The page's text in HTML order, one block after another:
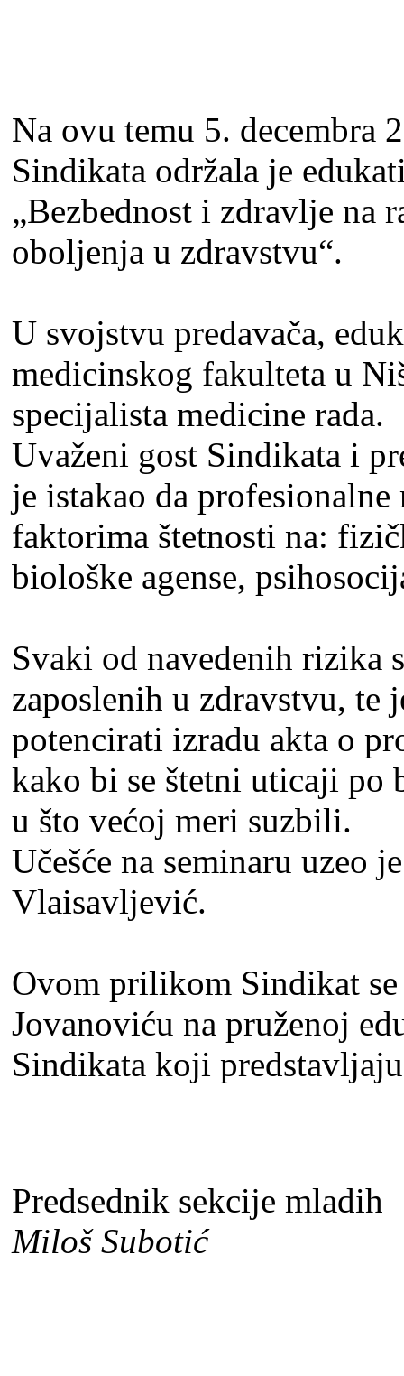
Na ovu temu 5. decembra
Sindikata održala je
„Bezbednost i zdravlјe
obolјenja u zdravstvu“.
U svojstvu predavača,
medicinskog fakulteta u
specijalista medicine rada.
Uvaženi gost Sindikata i
je istakao da
faktorima štetnosti na:
biološke agense,
Svaki od navedenih rizika
zaposlenih u zdravstvu, te
potencirati izradu akta o
kako bi se štetni uticaji po
u što većoj meri suzbili.
Učešće na seminaru uzeo
Vlaisavlјević.
Ovom prilikom Sindikat
Jovanoviću na pruženoj
Sindikata koji
Predsednik sekcije mladih
Miloš Subotić